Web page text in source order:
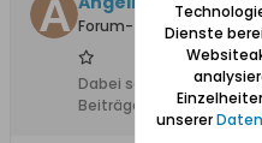
Forum-Teilnehmer
Dabei seit:
11.02.2008
Beiträge:
254
Dienste
unserer